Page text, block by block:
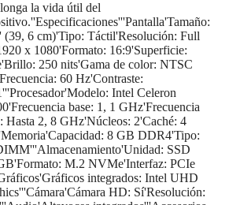
la vida útil del
(39, 6 cm)'Tipo: Táctil'Resolución: Full
x 1080'Formato: 16:9'Superficie:
250 nits'Gama de color: NTSC
60 Hz'Contraste:
Intel Celeron
base: 1, 1 GHz'Frecuencia
Hasta 2, 8 GHz'Núcleos: 2'Caché: 4
8 GB DDR4'Tipo:
SSD
M.2 NVMe'Interfaz: PCIe
integrados: Intel UHD
HD: Sí'Resolución: